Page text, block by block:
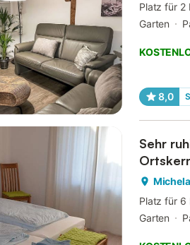
Platz für 2
Garten
8,0
Sehr
Platz für 6
Garten